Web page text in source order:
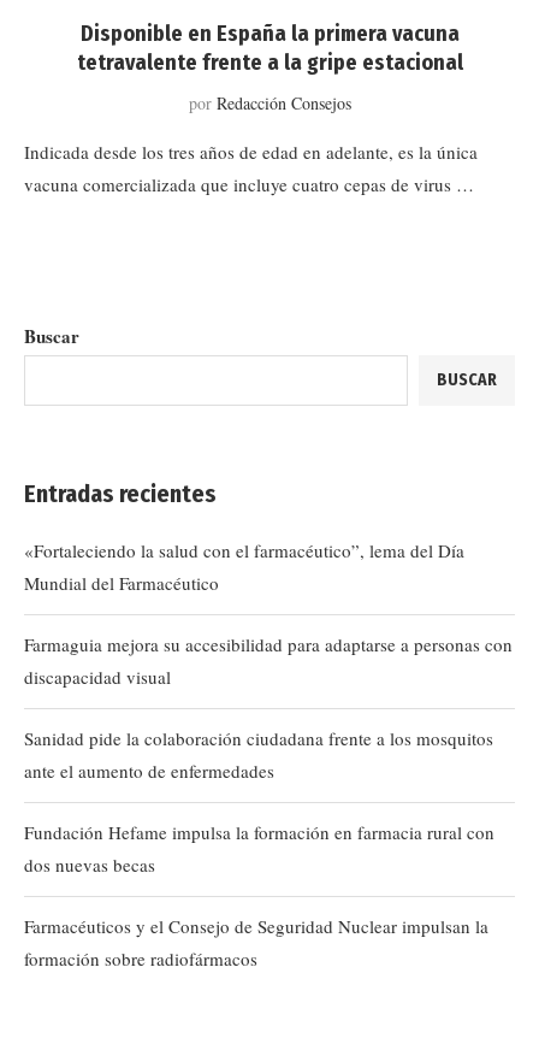
Disponible en España la primera vacuna
tetravalente frente a la gripe estacional
por Redacción Consejos
Indicada desde los tres años de edad en adelante, es la única
vacuna comercializada que incluye cuatro cepas de virus …
Buscar
BUSCAR
Entradas recientes
«Fortaleciendo la salud con el farmacéutico”, lema del Día
Mundial del Farmacéutico
Farmaguia mejora su accesibilidad para adaptarse a personas con
discapacidad visual
Sanidad pide la colaboración ciudadana frente a los mosquitos
ante el aumento de enfermedades
Fundación Hefame impulsa la formación en farmacia rural con
dos nuevas becas
Farmacéuticos y el Consejo de Seguridad Nuclear impulsan la
formación sobre radiofármacos